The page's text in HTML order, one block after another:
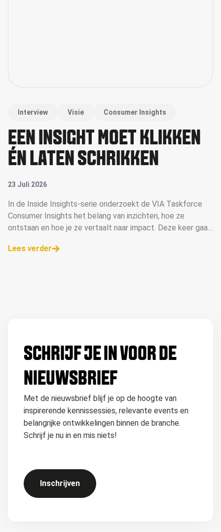
Interview Visie Consumer Insights
EEN INSIGHT MOET KLIKKEN
ÉN LATEN SCHRIKKEN
23 Juli 2026
In de Inside Insights-serie onderzoekt de VIA Taskforce
Consumer Insights het belang van inzichten, hoe ze
ontstaan en hoe je ze vertaalt naar impact. Deze keer gaan
communicatiestrateeg.
Lees verder
SCHRIJF JE IN VOOR DE
NIEUWSBRIEF
Met de nieuwsbrief blijf je op de hoogte van
inspirerende kennissessies, relevante events en
belangrijke ontwikkelingen binnen de branche.
Schrijf je nu in en mis niets!
Inschrijven